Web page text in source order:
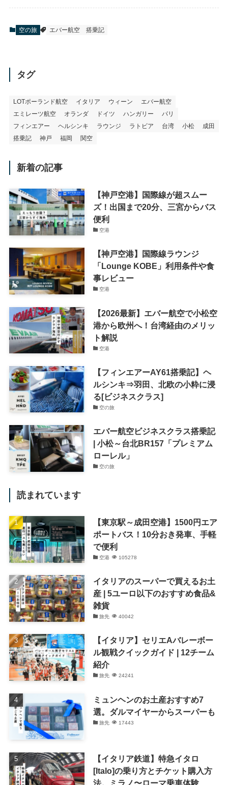
空の旅 エバー航空 搭乗記
タグ
LOTポーランド航空 イタリア ウィーン
エバー航空
エミレーツ航空
オランダ ドイツ ハンガリー
パリ
フィンエアー
ヘルシンキ ラウンジ ラトビア 台湾 小松
成田
搭乗記
神戸 福岡 関空
新着の記事
【神戸空港】国際線が超スムー
ズ！出国まで20分、三宮からバス
便利
空港
【神戸空港】国際線ラウンジ
「Lounge KOBE」利用条件や食
事レビュー
空港
【2026最新】エバー航空で小松空
港から欧州へ！台湾経由のメリッ
ト解説
空港
【フィンエアーAY61搭乗記】ヘ
ルシンキ⇒羽田、北欧の小粋に浸
る[ビジネスクラス]
空の旅
エバー航空ビジネスクラス搭乗記
| 小松～台北BR157「プレミアム
ローレル」
空の旅
読まれています
【東京駅～成田空港】1500円エア
ポートバス！10分おき発車、手軽
で便利
空港 105278
イタリアのスーパーで買えるお土
産 | 5ユーロ以下のおすすめ食品&
雑貨
旅先 40042
【イタリア】セリエAバレーボー
ル観戦クイックガイド | 12チーム
紹介
旅先 24241
ミュンヘンのお土産おすすめ7
選。ダルマイヤーからスーパーも
旅先 17443
【イタリア鉄道】特急イタロ
[Italo]の乗り方とチケット購入方
法。ミラノ〜ローマ乗車体験